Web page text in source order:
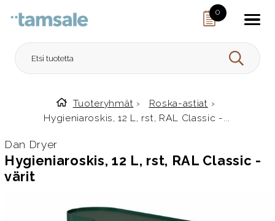
0
HAE
Etusivulle
Tuoteryhmät › Roska-astiat ›
Hygieniaroskis, 12 L, rst, RAL Classic -...
Dan Dryer
Hygieniaroskis, 12 L, rst, RAL Classic -
värit